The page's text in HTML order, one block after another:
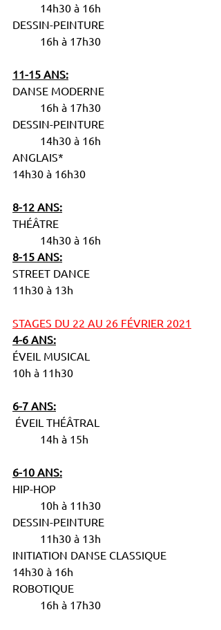
	14h30 à 16h
DESSIN-PEINTURE
	16h à 17h30
11-15 ANS:
DANSE MODERNE
	16h à 17h30
DESSIN-PEINTURE
	14h30 à 16h
ANGLAIS*
14h30 à 16h30
8-12 ANS:
THÉÂTRE
	14h30 à 16h
8-15 ANS:
STREET DANCE
11h30 à 13h
STAGES DU 22 AU 26 FÉVRIER 2021
4-6 ANS:
ÉVEIL MUSICAL
10h à 11h30
6-7 ANS:
	14h à 15h
6-10 ANS:
HIP-HOP
	10h à 11h30
DESSIN-PEINTURE
	11h30 à 13h
INITIATION DANSE CLASSIQUE
14h30 à 16h
ROBOTIQUE
	16h à 17h30